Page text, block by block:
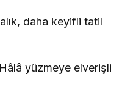
daha keyifli tatil
yüzmeye elverişli